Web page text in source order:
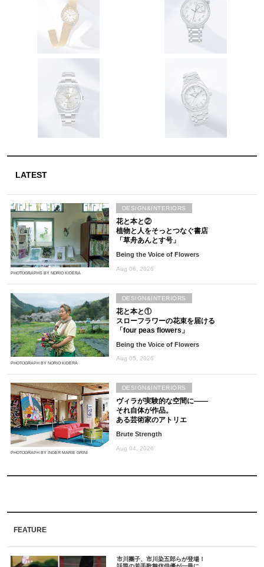
LATEST
PHOTOGRAPHS BY NORIO KIDERA
花と本と②
植物と人をそっとつなぐ書店
「草舟あんとす号」
Being the Voice of Flowers
Aug 06, 2026
DESIGN&INTERIORS
PHOTOGRAPH BY NORIO KIDERA
花と本と①
スローフラワーの花束を届ける
「four peas flowers」
Being the Voice of Flowers
Aug 05, 2026
DESIGN&INTERIORS
PHOTOGRAPH BY INGER MARIE GRINI
ヴィラが実験的な空間に――
それ自体が作品。
ある芸術家のアトリエ
Brute Strength
Aug 04, 2026
DESIGN&INTERIORS
FEATURE
市川團子、市川染五郎らが登場！